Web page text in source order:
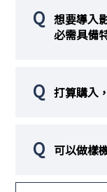
Q 想要導入
必需具備
Q 打算購入
Q 可以做樣